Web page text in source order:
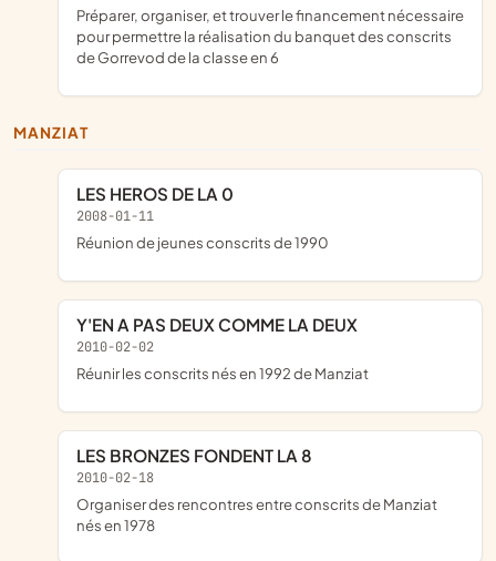
préparer, organiser, et trouver le financement nécessaire
pour permettre la réalisation du banquet des conscrits
de Gorrevod de la classe en 6
MANZIAT
LES HEROS DE LA 0
2008-01-11
réunion de jeunes conscrits de 1990
Y'EN A PAS DEUX COMME LA DEUX
2010-02-02
réunir les conscrits nés en 1992 de Manziat
LES BRONZES FONDENT LA 8
2010-02-18
organiser des rencontres entre conscrits de Manziat
nés en 1978